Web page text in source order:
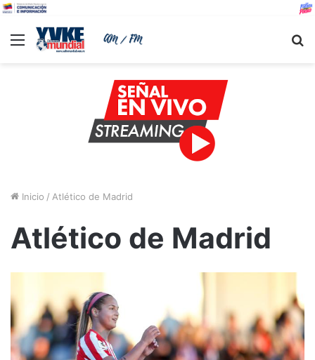
Menu
Inicio / Atlético de Madrid
Atlético de Madrid